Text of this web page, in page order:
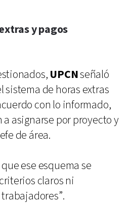
y pagos
UPCNseñaló
de horas extras
con lo informado,
a asignarse por proyecto y
de área.
ese esquema se
claros ni